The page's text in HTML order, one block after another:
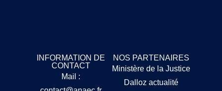
INFORMATION DE
CONTACT
Mail :
NOS PARTENAIRES
Ministère de la Justice
Dalloz actualité